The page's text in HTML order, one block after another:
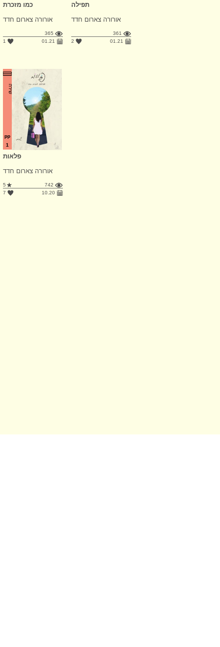
כמו מזכרת
אורורה צארום חדד
365
01.21
1
תפילה
אורורה צארום חדד
361
01.21
2
שירה
pp
1
פלאות
אורורה צארום חדד
742
5
10.20
7